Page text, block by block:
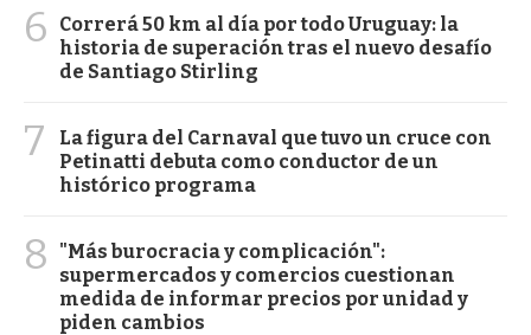
6
Correrá 50 km al día por todo Uruguay: la
historia de superación tras el nuevo desafío
de Santiago Stirling
7
La figura del Carnaval que tuvo un cruce con
Petinatti debuta como conductor de un
histórico programa
8
"Más burocracia y complicación":
supermercados y comercios cuestionan
medida de informar precios por unidad y
piden cambios